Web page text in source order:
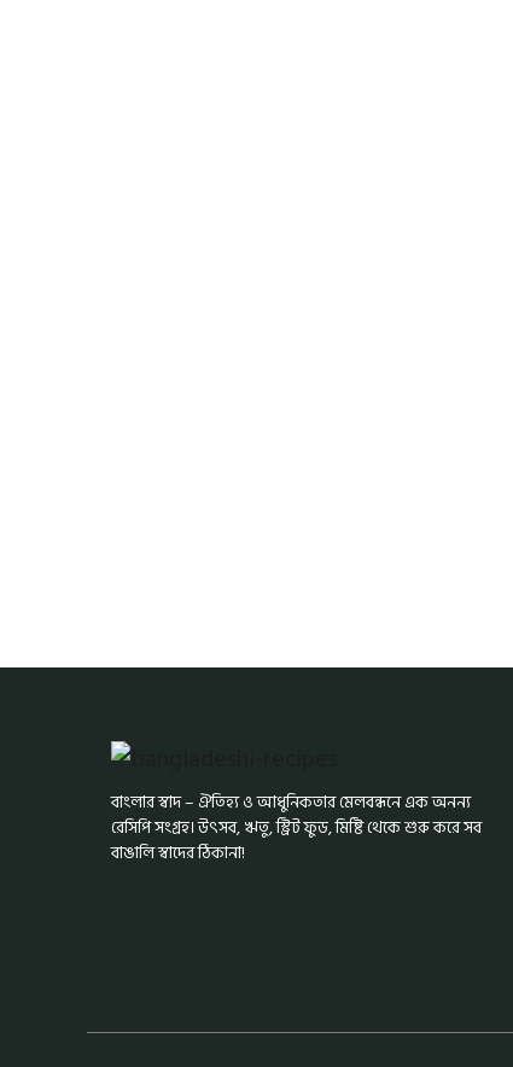
বাংলার স্বাদ – ঐতিহ্য ও আধুনিকতার মেলবন্ধনে এক অনন্য
রেসিপি সংগ্রহ। উৎসব, ঋতু, স্ট্রিট ফুড, মিষ্টি থেকে শুরু করে সব
বাঙালি স্বাদের ঠিকানা!